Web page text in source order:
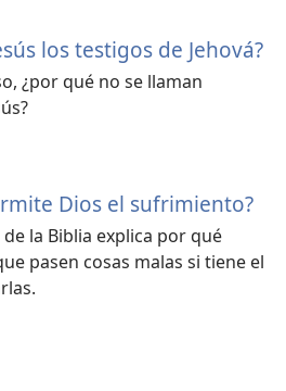
los testigos de Jehová?
¿por qué no se llaman
Dios el sufrimiento?
la Biblia explica por qué
pasen cosas malas si tiene el